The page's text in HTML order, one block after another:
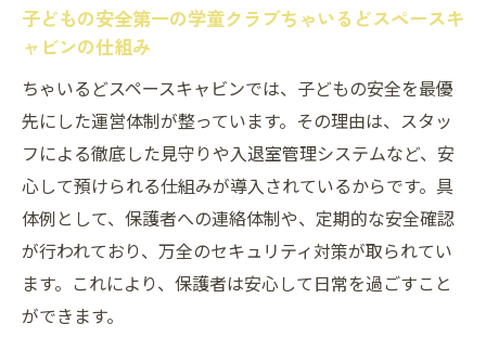
子どもの安全第一の学童クラブちゃいるどスペースキ
ャビンの仕組み
ちゃいるどスペースキャビンでは、子どもの安全を最優
先にした運営体制が整っています。その理由は、スタッ
フによる徹底した見守りや入退室管理システムなど、安
心して預けられる仕組みが導入されているからです。具
体例として、保護者への連絡体制や、定期的な安全確認
が行われており、万全のセキュリティ対策が取られてい
ます。これにより、保護者は安心して日常を過ごすこと
ができます。